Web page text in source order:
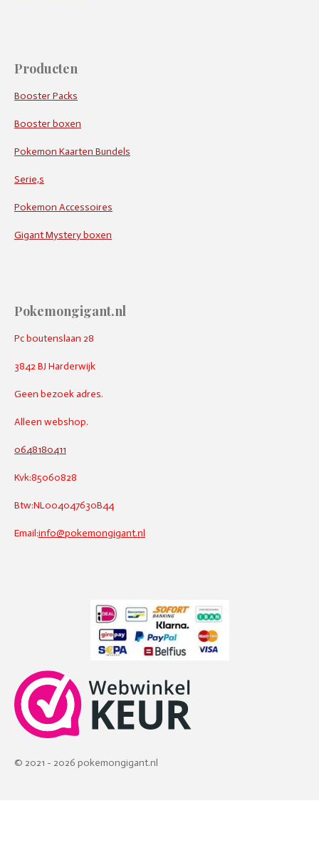
Producten
Booster Packs
Booster boxen
Pokemon Kaarten Bundels
Serie,s
Pokemon Accessoires
Gigant Mystery boxen
Pokemongigant.nl
Pc boutenslaan 28
3842 BJ Harderwijk
Geen bezoek adres.
Alleen webshop.
0648180411
Kvk:85060828
Btw:NL004047630B44
Email:info@pokemongigant.nl
© 2021 - 2026 pokemongigant.nl